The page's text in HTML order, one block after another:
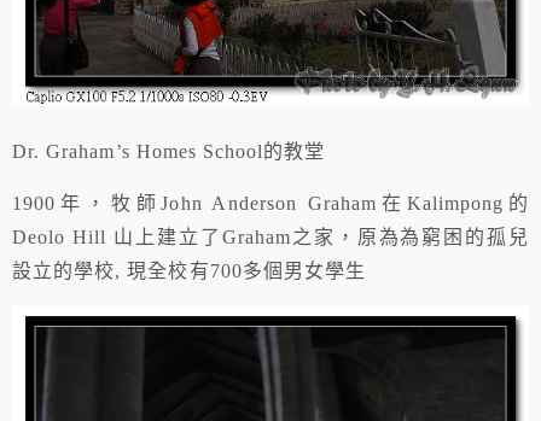
Dr. Graham’s Homes School的教堂
1900年，牧師John Anderson Graham在Kalimpong的
Deolo Hill 山上建立了Graham之家，原為為窮困的孤兒
設立的學校, 現全校有700多個男女學生